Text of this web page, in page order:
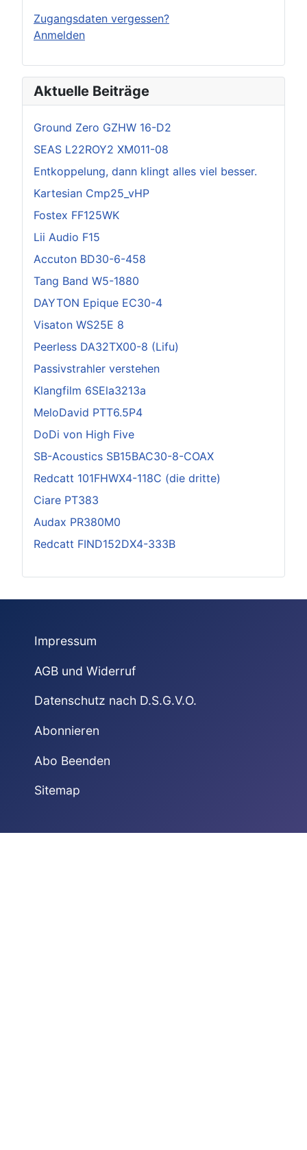
Zugangsdaten vergessen?
Anmelden
Aktuelle Beiträge
Ground Zero GZHW 16-D2
SEAS L22ROY2 XM011-08
Entkoppelung, dann klingt alles viel besser.
Kartesian Cmp25_vHP
Fostex FF125WK
Lii Audio F15
Accuton BD30-6-458
Tang Band W5-1880
DAYTON Epique EC30-4
Visaton WS25E 8
Peerless DA32TX00-8 (Lifu)
Passivstrahler verstehen
Klangfilm 6SEla3213a
MeloDavid PTT6.5P4
DoDi von High Five
SB-Acoustics SB15BAC30-8-COAX
Redcatt 101FHWX4-118C (die dritte)
Ciare PT383
Audax PR380M0
Redcatt FIND152DX4-333B
Impressum
AGB und Widerruf
Datenschutz nach D.S.G.V.O.
Abonnieren
Abo Beenden
Sitemap